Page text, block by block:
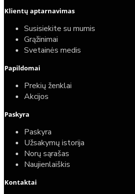
Elektrinio gyvatuko paruošimo
40,00€
25,00€
Klientų aptarnavimas
Susisiekite su mumis
Grąžinimai
Svetainės medis
Papildomai
Prekių ženklai
Akcijos
Paskyra
Paskyra
Užsakymų istorija
Norų sąrašas
Naujienlaiškis
Kontaktai